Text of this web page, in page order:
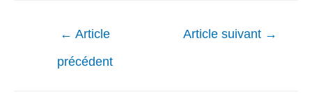
← Article
précédent
Article suivant →